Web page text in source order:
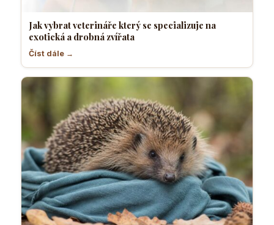
Jak vybrat veterináře který se specializuje na
exotická a drobná zvířata
Číst dále →